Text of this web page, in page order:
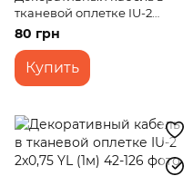
тканевой оплетке IU-2
2x0,75 RED/WH (1м)
80 грн
Купить